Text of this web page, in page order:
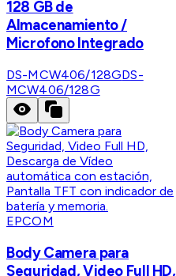
128 GB de
Almacenamiento /
Microfono Integrado
DS-MCW406/128GDS-
MCW406/128G
EPCOM
Body Camera para
Seguridad, Video Full HD,